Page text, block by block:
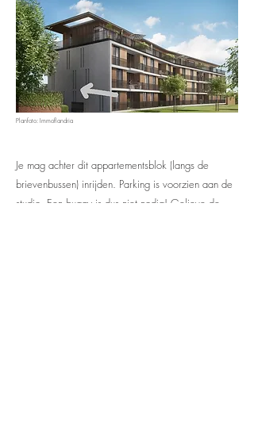
Je mag achter dit appartementsblok (langs de
brievenbussen) inrijden. Parking is voorzien aan de
studio. Een buggy is dus niet nodig! Gelieve de
Planfoto: Immoflandria